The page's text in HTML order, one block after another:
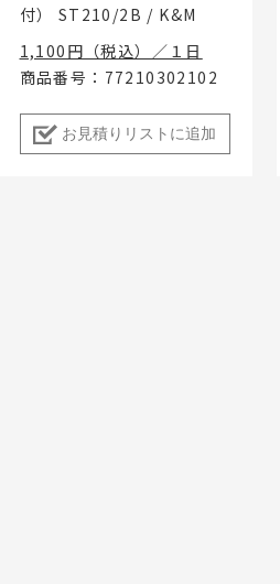
テーブル・チェアその他備
冷・暖房機器 発電機
ツ
式典用品
付） ST210/2B / K&M
1,100円（税込）／１日
商品番号：77210302102
お見積りリストに追加